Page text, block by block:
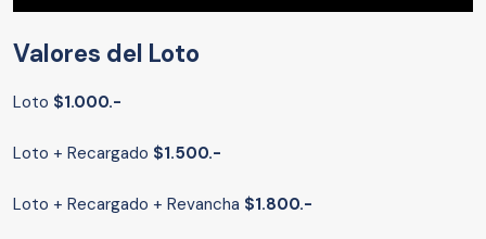
Valores del Loto
Loto $1.000.-
Loto + Recargado $1.500.-
Loto + Recargado + Revancha $1.800.-